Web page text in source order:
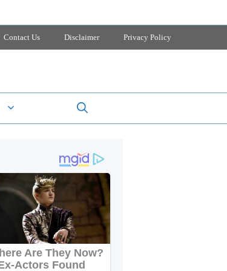
Contact Us Disclaimer Privacy Policy